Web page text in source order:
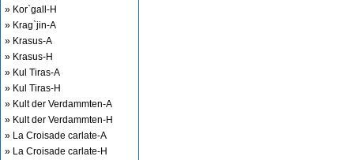
» Kor`gall-H
» Krag`jin-A
» Krasus-A
» Krasus-H
» Kul Tiras-A
» Kul Tiras-H
» Kult der Verdammten-A
» Kult der Verdammten-H
» La Croisade carlate-A
» La Croisade carlate-H